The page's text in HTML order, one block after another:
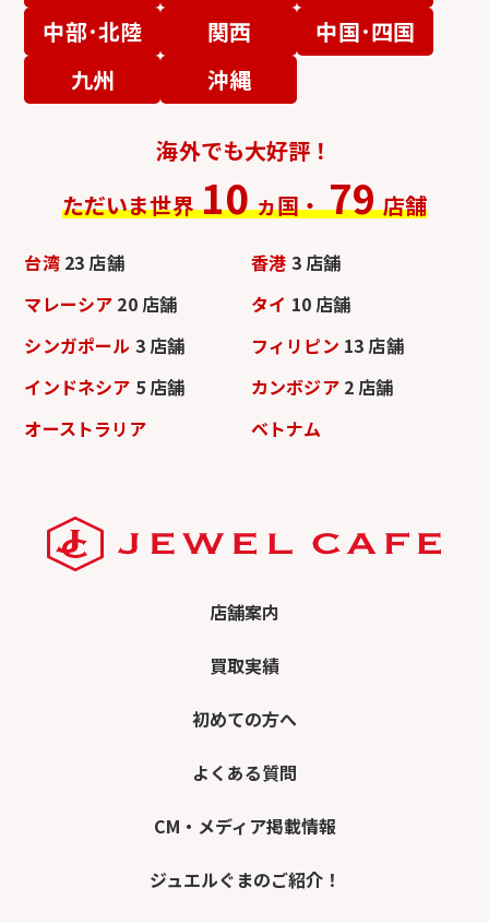
中部･北陸
関西
中国･四国
九州
沖縄
海外でも大好評！
ただいま世界 10 ヵ国・ 79 店舗
台湾 23 店舗 香港 3 店舗
マレーシア 20 店舗 タイ 10 店舗
シンガポール 3 店舗 フィリピン 13 店舗
インドネシア 5 店舗 カンボジア 2 店舗
オーストラリア
ベトナム
店舗案内
買取実績
初めての方へ
よくある質問
CM・メディア掲載情報
ジュエルぐまのご紹介！